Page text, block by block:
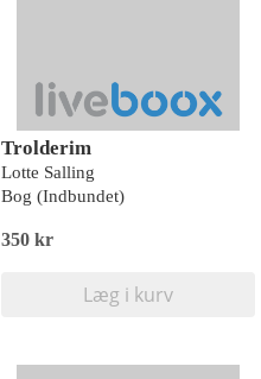
Trolderim
Lotte Salling
Bog (Indbundet)
350 kr
Læg i kurv